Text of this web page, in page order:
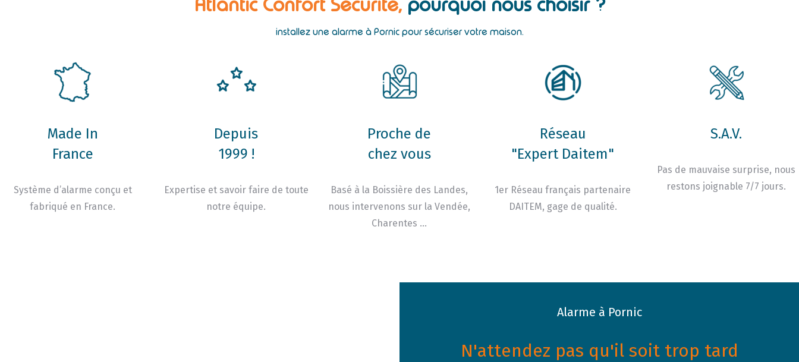
Atlantic Confort Sécurité, pourquoi nous choisir ?
installez une alarme à Pornic pour sécuriser votre maison.
Made In
France
Système d’alarme conçu et
fabriqué en France.
Depuis
1999 !
Expertise et savoir faire de toute
notre équipe.
Proche de
chez vous
Basé à la Boissière des Landes,
nous intervenons sur la Vendée,
Charentes …
Réseau
"Expert Daitem"
1er Réseau français partenaire
DAITEM, gage de qualité.
S.A.V.
Pas de mauvaise surprise, nous
restons joignable 7/7 jours.
Alarme à Pornic
N'attendez pas qu'il soit trop tard